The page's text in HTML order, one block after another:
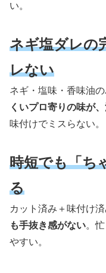
い。
ネギ塩ダレの
レない
ネギ・塩味・香味油の
くいプロ寄りの味が
味付けでミスらない。
時短でも「ち
る
カット済み＋味付け
も手抜き感がない。
やすい。